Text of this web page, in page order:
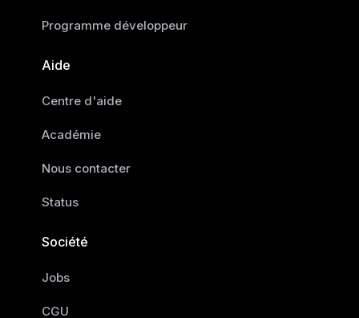
Programme développeur
Aide
Centre d'aide
Académie
Nous contacter
Status
Société
Jobs
CGU